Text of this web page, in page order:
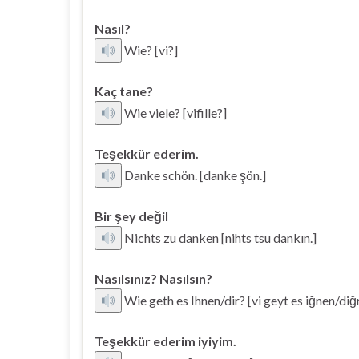
Nasıl?
Wie? [vi?]
Kaç tane?
Wie viele? [vifille?]
Teşekkür ederim.
Danke schön. [danke şön.]
Bir şey değil
Nichts zu danken [nihts tsu dankın.]
Nasılsınız? Nasılsın?
Wie geth es Ihnen/dir? [vi geyt es iğnen/
Teşekkür ederim iyiyim.